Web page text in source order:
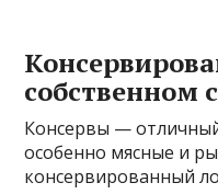
собственном
Консервы —
особенно мясные и
консервированный